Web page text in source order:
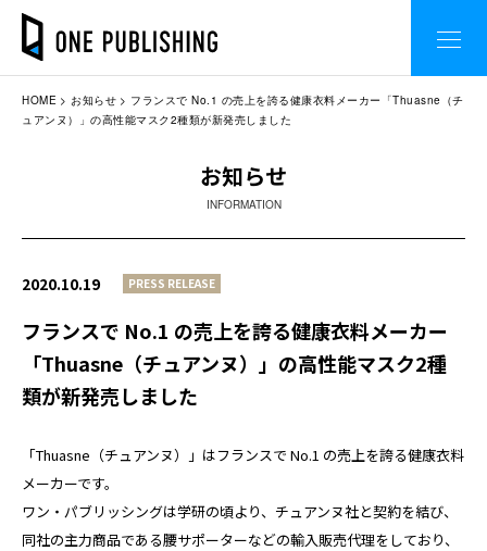
HOME お知らせ
フランスで No.1 の売上を誇る健康衣料メーカー「Thuasne（チ
ュアンヌ）」の高性能マスク2種類が新発売しました
お知らせ
INFORMATION
2020.10.19 PRESS RELEASE
フランスで No.1 の売上を誇る健康衣料メーカー
「Thuasne（チュアンヌ）」の高性能マスク2種
類が新発売しました
「Thuasne（チュアンヌ）」はフランスで No.1 の売上を誇る健康衣料
メーカーです。
ワン・パブリッシングは学研の頃より、チュアンヌ社と契約を結び、
同社の主力商品である腰サポーターなどの輸入販売代理をしており、